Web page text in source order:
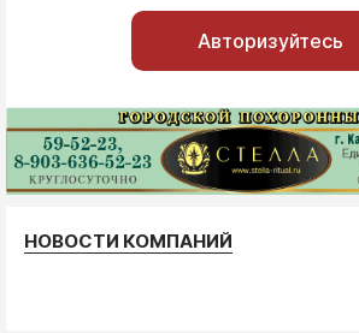
Авторизуйтесь
НОВОСТИ КОМПАНИЙ